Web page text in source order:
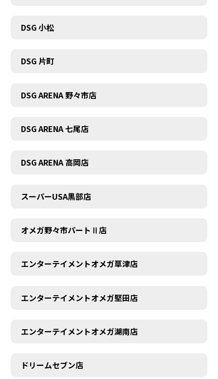
DSG 小松
DSG 片町
DSG ARENA 野々市店
DSG ARENA 七尾店
DSG ARENA 高岡店
スーパーUSA黒部店
オメガ野々市パートⅡ店
エンターテイメントオメガ草津店
エンターテイメントオメガ堅田店
エンターテイメントオメガ湖南店
ドリームセブン店